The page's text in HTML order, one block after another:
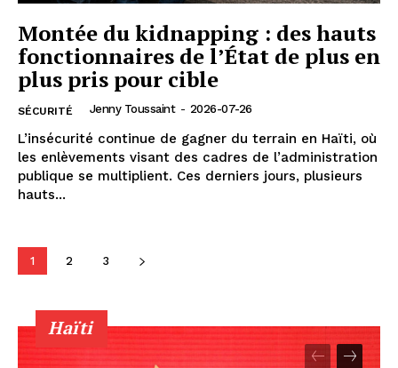
Montée du kidnapping : des hauts
fonctionnaires de l’État de plus en
plus pris pour cible
SÉCURITÉ Jenny Toussaint - 2026-07-26
L’insécurité continue de gagner du terrain en Haïti, où
les enlèvements visant des cadres de l’administration
publique se multiplient. Ces derniers jours, plusieurs
hauts...
1 2 3
Haïti